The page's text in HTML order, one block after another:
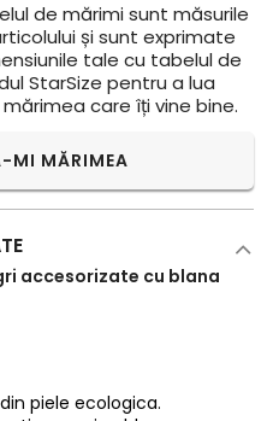
de mărimi sunt măsurile
și sunt exprimate
tale cu tabelul de
StarSize pentru a lua
care îți vine bine.
MI MĂRIMEA
accesorizate cu blana
piele ecologica.